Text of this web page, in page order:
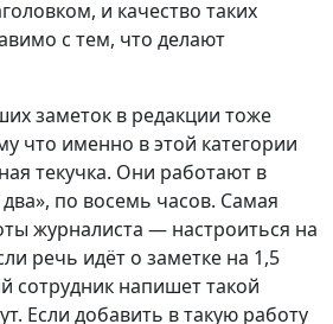
и качество таких
с тем, что делают
заметок в редакции тоже
что именно в этой категории
текучка. Они работают в
по восемь часов. Самая
журналиста — настроиться на
речь идёт о заметке на 1,5
сотрудник напишет такой
Если добавить в такую работу